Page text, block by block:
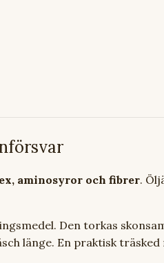
aminosyror och fibrer.
Den torkas
länge. En praktisk